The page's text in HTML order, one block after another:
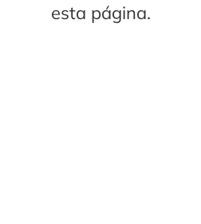
esta página.